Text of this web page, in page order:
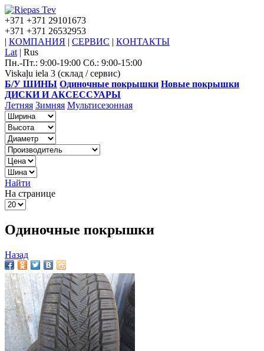
+371 +371 29101673
+371 +371 26532953
| КОМПАНИЯ | СЕРВИС | КОНТАКТЫ
Lat | Rus
Пн.-Пт.: 9:00-19:00 Сб.: 9:00-15:00
Viskaļu iela 3 (склад / сервис)
Б/У ШИНЫ Одиночные покрышки Новые покрышки
ДИСКИ И АКСЕССУАРЫ
Летняя Зимняя Мультисезонная
Найти
На странице
Одиночные покрышки
Назад